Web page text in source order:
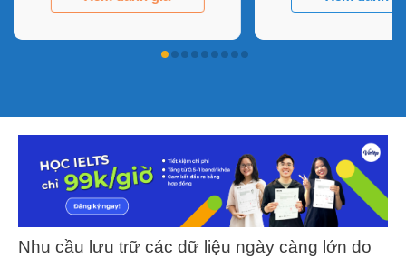
Nhu cầu lưu trữ các dữ liệu ngày càng lớn do